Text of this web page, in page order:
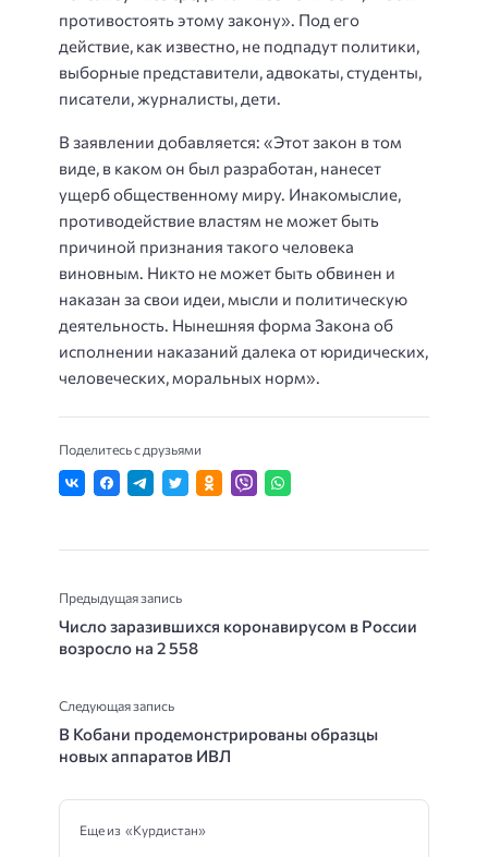
противостоять этому закону». Под его
действие, как известно, не подпадут политики,
выборные представители, адвокаты, студенты,
писатели, журналисты, дети.
В заявлении добавляется: «Этот закон в том
виде, в каком он был разработан, нанесет
ущерб общественному миру. Инакомыслие,
противодействие властям не может быть
причиной признания такого человека
виновным. Никто не может быть обвинен и
наказан за свои идеи, мысли и политическую
деятельность. Нынешняя форма Закона об
исполнении наказаний далека от юридических,
человеческих, моральных норм».
Поделитесь с друзьями
Предыдущая запись
Число заразившихся коронавирусом в России
возросло на 2 558
Следующая запись
В Кобани продемонстрированы образцы
новых аппаратов ИВЛ
Еще из «Курдистан»